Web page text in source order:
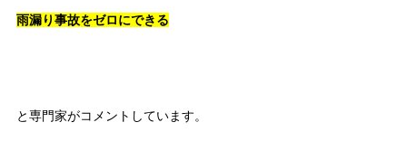
雨漏り事故をゼロにできる
と専門家がコメントしています。